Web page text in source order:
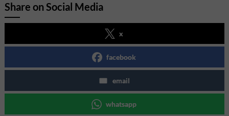
Share on Social Media
x
facebook
email
whatsapp